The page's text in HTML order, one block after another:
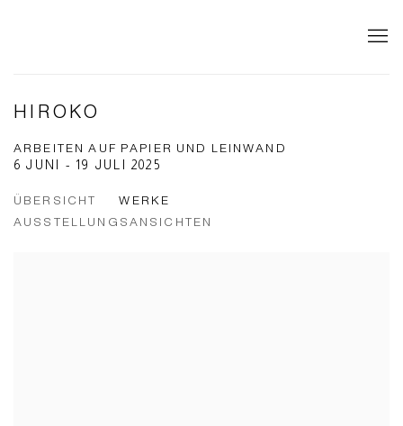
HIROKO
ARBEITEN AUF PAPIER UND LEINWAND
6 JUNI - 19 JULI 2025
ÜBERSICHT
WERKE
AUSSTELLUNGSANSICHTEN